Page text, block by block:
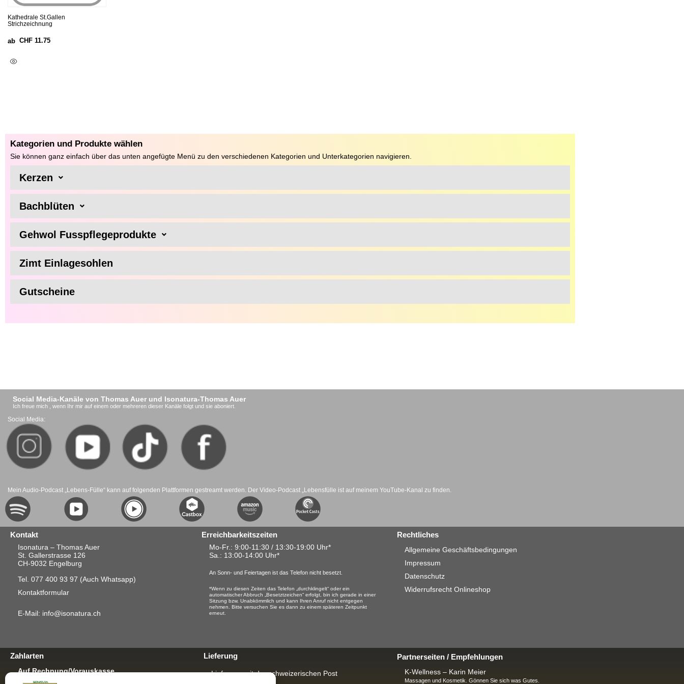
Kathedrale St.Gallen
Strichzeichnung
ab CHF 11.75
Kategorien und Produkte wählen
Sie können ganz einfach über das unten angefügte Menü zu den verschiedenen Kategorien und Unterkategorien navigieren.
Kerzen
Bachblüten
Gehwol Fusspflegeprodukte
Zimt Einlagesohlen
Gutscheine
Social Media-Kanäle von Thomas Auer und Isonatura-Thomas Auer
Ich freue mich , wenn Ihr mir auf einem oder mehreren dieser Kanäle folgt und sie aboniert.
Social Media:
Mein Audio-Podcast „Lebens-Fülle“ kann auf folgenden Plattformen gestreamt werden. Der Video-Podcast „Lebensfülle ist auf meinem YouTube-Kanal zu finden.
Kontakt
Isonatura – Thomas Auer
St. Gallerstrasse 126
CH-9032 Engelburg
Tel. 077 400 93 97 (Auch Whatsapp)
Kontaktformular
E-Mail: info@isonatura.ch
Erreichbarkeitszeiten
Mo-Fr.: 9:00-11:30 / 13:30-19:00 Uhr*
Sa. : 13:00-14:00 Uhr*
An Sonn- und Feiertagen ist das Telefon nicht besetzt.
*Wenn zu diesen Zeiten das Telefon „durchklingelt“ oder ein
automatischer Abbruch „Besetztzeichen“ erfolgt, bin ich gerade in einer
Sitzung bzw. Unabkömmlich und kann Ihren Anruf nicht entgegen
nehmen. Bitte versuchen Sie es dann zu einem späteren Zeitpunkt
erneut.
Rechtliches
Allgemeine Geschäftsbedingungen
Impressum
Datenschutz
Widerrufsrecht Onlineshop
Zahlarten
Auf Rechnung/Vorauskasse
Lieferung
Lieferung mit der schweizerischen Post
Partnerseiten / Empfehlungen
K-Wellness – Karin Meier
Massagen und Kosmetik. Gönnen Sie sich was Gutes.